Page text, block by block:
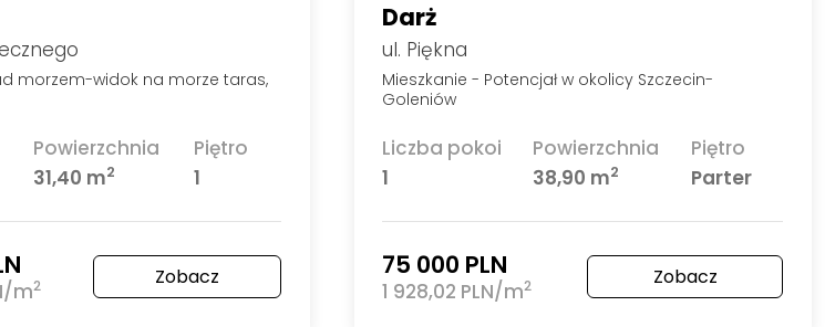
morzem-widok na morze taras,
Powierzchnia
31,40 m2
Piętro
1
m2 Zobacz
Darż
ul. Piękna
Mieszkanie - Potencjał w okolicy Szczecin-
Goleniów
Liczba pokoi
1
Powierzchnia
38,90 m2
Piętro
Parter
75 000 PLN
1 928,02 PLN/m2 Zobacz